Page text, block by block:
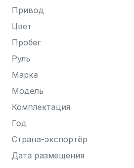
Привод
Цвет
Пробег
Руль
Марка
Модель
Комплектация
Год
Страна-экспортёр
Дата размещения